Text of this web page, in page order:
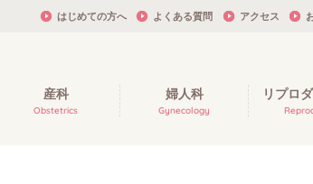
産科
Obstetrics
婦人科
Gynecology
リプロ
はじめての方へ よくある質問 アクセス